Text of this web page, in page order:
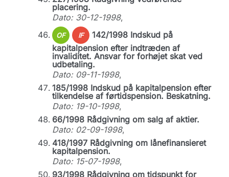
placering.
Dato: 30-12-1998,
OF IF
142/1998 Indskud på
kapitalpension efter indtræden af
invaliditet. Ansvar for forhøjet skat ved
udbetaling.
Dato: 09-11-1998,
185/1998 Indskud på kapitalpension efter
tilkendelse af førtidspension. Beskatning.
Dato: 19-10-1998,
66/1998 Rådgivning om salg af aktier.
Dato: 02-09-1998,
418/1997 Rådgivning om lånefinansieret
kapitalpension.
Dato: 15-07-1998,
93/1998 Rådgivning om tidspunkt for